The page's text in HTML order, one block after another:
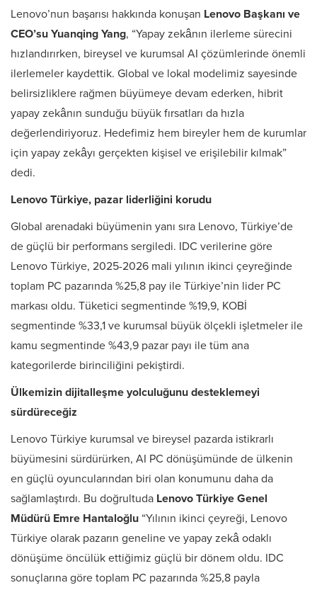
Lenovo’nun başarısı hakkında konuşan Lenovo Başkanı ve
CEO’su Yuanqing Yang, “Yapay zekânın ilerleme sürecini
hızlandırırken, bireysel ve kurumsal AI çözümlerinde önemli
ilerlemeler kaydettik. Global ve lokal modelimiz sayesinde
belirsizliklere rağmen büyümeye devam ederken, hibrit
yapay zekânın sunduğu büyük fırsatları da hızla
değerlendiriyoruz. Hedefimiz hem bireyler hem de kurumlar
için yapay zekâyı gerçekten kişisel ve erişilebilir kılmak”
dedi.
Lenovo Türkiye, pazar liderliğini korudu
Global arenadaki büyümenin yanı sıra Lenovo, Türkiye’de
de güçlü bir performans sergiledi. IDC verilerine göre
Lenovo Türkiye, 2025-2026 mali yılının ikinci çeyreğinde
toplam PC pazarında %25,8 pay ile Türkiye’nin lider PC
markası oldu. Tüketici segmentinde %19,9, KOBİ
segmentinde %33,1 ve kurumsal büyük ölçekli işletmeler ile
kamu segmentinde %43,9 pazar payı ile tüm ana
kategorilerde birinciliğini pekiştirdi.
Ülkemizin dijitalleşme yolculuğunu desteklemeyi
sürdüreceğiz
Lenovo Türkiye kurumsal ve bireysel pazarda istikrarlı
büyümesini sürdürürken, AI PC dönüşümünde de ülkenin
en güçlü oyuncularından biri olan konumunu daha da
sağlamlaştırdı. Bu doğrultuda Lenovo Türkiye Genel
Müdürü Emre Hantaloğlu “Yılının ikinci çeyreği, Lenovo
Türkiye olarak pazarın geneline ve yapay zekâ odaklı
dönüşüme öncülük ettiğimiz güçlü bir dönem oldu. IDC
sonuçlarına göre toplam PC pazarında %25,8 payla